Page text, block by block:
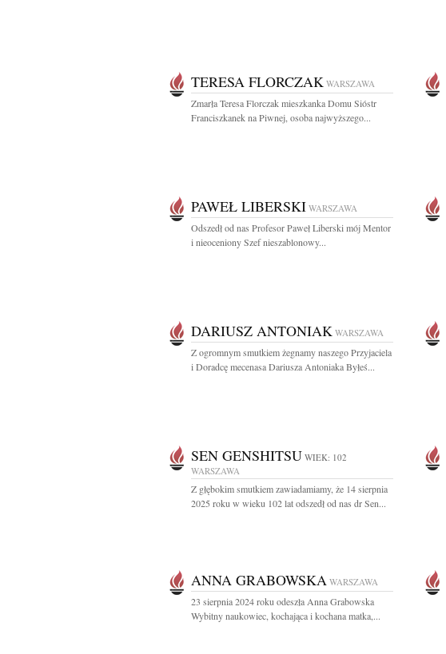
TERESA FLORCZAK WARSZAWA
Zmarła Teresa Florczak mieszkanka Domu Sióstr
Franciszkanek na Piwnej, osoba najwyższego...
PAWEŁ LIBERSKI WARSZAWA
Odszedł od nas Profesor Paweł Liberski mój Mentor
i nieoceniony Szef nieszablonowy...
DARIUSZ ANTONIAK WARSZAWA
Z ogromnym smutkiem żegnamy naszego Przyjaciela
i Doradcę mecenasa Dariusza Antoniaka Byłeś...
SEN GENSHITSU WIEK: 102
WARSZAWA
Z głębokim smutkiem zawiadamiamy, że 14 sierpnia
2025 roku w wieku 102 lat odszedł od nas dr Sen...
ANNA GRABOWSKA WARSZAWA
23 sierpnia 2024 roku odeszła Anna Grabowska
Wybitny naukowiec, kochająca i kochana matka,...